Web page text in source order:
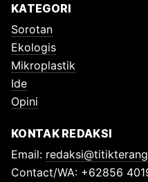
KATEGORI
Sorotan
Ekologis
Mikroplastik
Ide
Opini
KONTAK REDAKSI
Email:
Contact/WA: +62856